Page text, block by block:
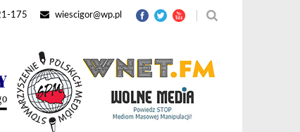
175 wiescigor@wp.pl